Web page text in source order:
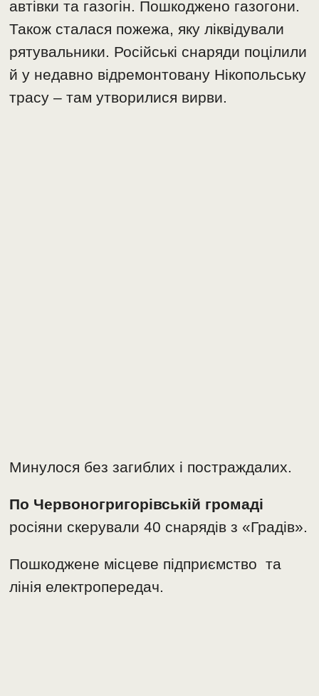
автівки та газогін. Пошкоджено газогони.
Також сталася пожежа, яку ліквідували
рятувальники. Російські снаряди поцілили
й у недавно відремонтовану Нікопольську
трасу – там утворилися вирви.
Минулося без загиблих і постраждалих.
По Червоногригорівській громаді
росіяни скерували 40 снарядів з «Градів».
Пошкоджене місцеве підприємство та
лінія електропередач.